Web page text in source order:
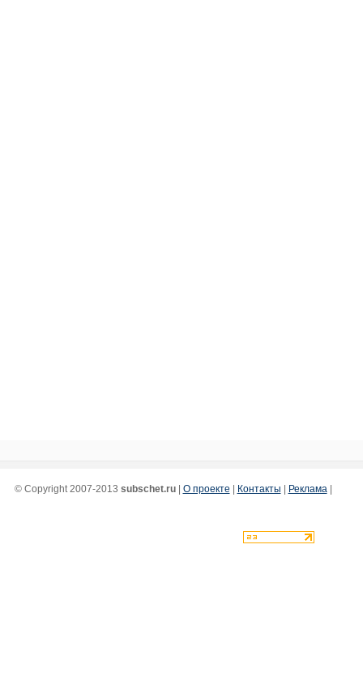
© Copyright 2007-2013 subschet.ru| О проекте Контакты Реклама|